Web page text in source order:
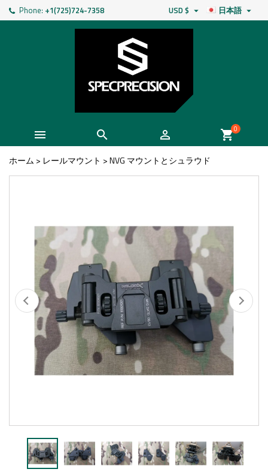
Phone: +1(725)724-7358 日本語 
USD $ 
   shopping_cart0
ホーム > レールマウント >NVG マウントとシュラウド